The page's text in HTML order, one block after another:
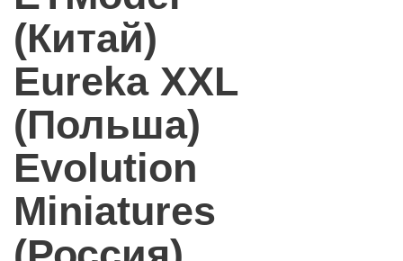
(Китай)
Eureka XXL
(Польша)
Evolution
Miniatures